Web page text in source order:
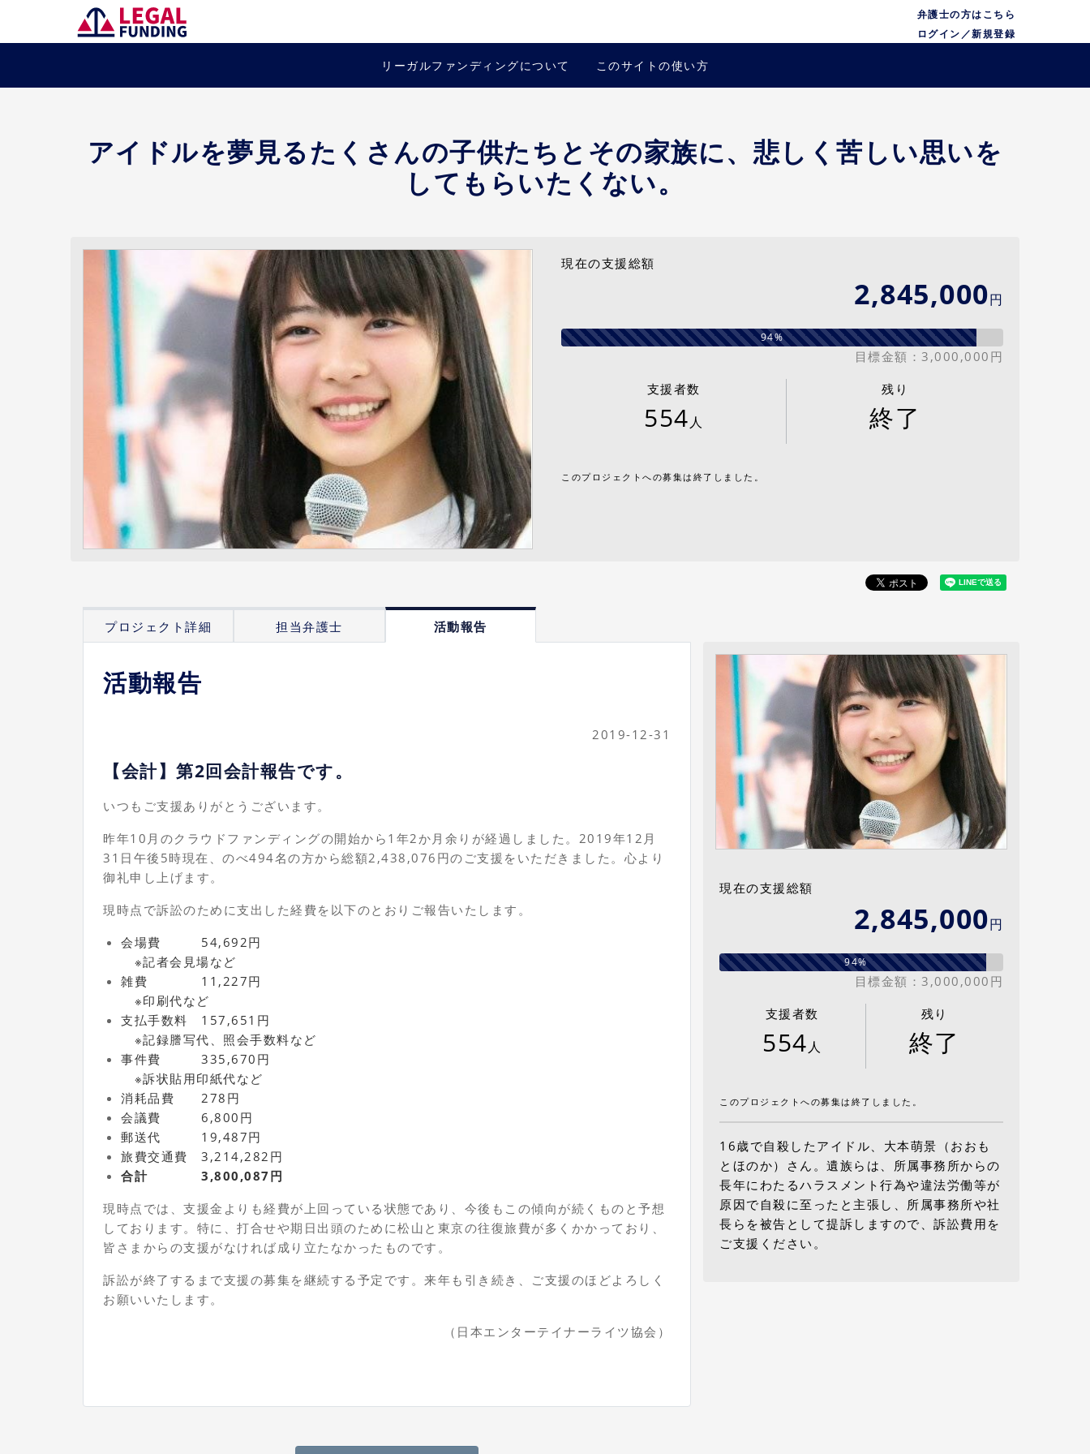
弁護士の方はこちら
ログイン／新規登録
リーガルファンディングについて このサイトの使い方
アイドルを夢見るたくさんの子供たちとその家族に、悲しく苦しい思いを
してもらいたくない。
現在の支援総額
2,845,000円
94%
目標金額：3,000,000円
支援者数
554人
残り
終了
このプロジェクトへの募集は終了しました。
プロジェクト詳細 担当弁護士 活動報告
活動報告
2019-12-31
【会計】第2回会計報告です。
いつもご支援ありがとうございます。
昨年10月のクラウドファンディングの開始から1年2か月余りが経過しました。2019年12月
31日午後5時現在、のべ494名の方から総額2,438,076円のご支援をいただきました。心より
御礼申し上げます。
現時点で訴訟のために支出した経費を以下のとおりご報告いたします。
会場費 54,692円
※記者会見場など
雑費 11,227円
※印刷代など
支払手数料 157,651円
※記録謄写代、照会手数料など
事件費 335,670円
※訴状貼用印紙代など
消耗品費 278円
会議費 6,800円
郵送代 19,487円
旅費交通費 3,214,282円
合計 3,800,087円
現時点では、支援金よりも経費が上回っている状態であり、今後もこの傾向が続くものと予想
しております。特に、打合せや期日出頭のために松山と東京の往復旅費が多くかかっており、
皆さまからの支援がなければ成り立たなかったものです。
訴訟が終了するまで支援の募集を継続する予定です。来年も引き続き、ご支援のほどよろしく
お願いいたします。
（日本エンターテイナーライツ協会）
現在の支援総額
2,845,000円
94%
目標金額：3,000,000円
支援者数
554人
残り
終了
このプロジェクトへの募集は終了しました。
16歳で自殺したアイドル、大本萌景（おおも
とほのか）さん。遺族らは、所属事務所からの
長年にわたるハラスメント行為や違法労働等が
原因で自殺に至ったと主張し、所属事務所や社
長らを被告として提訴しますので、訴訟費用を
ご支援ください。